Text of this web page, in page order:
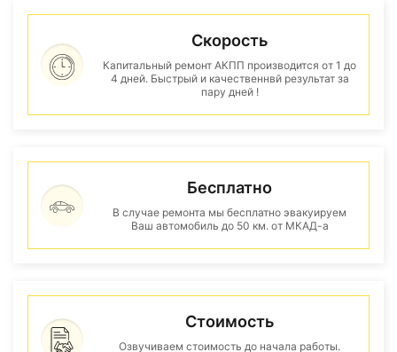
Скорость
Капитальный ремонт АКПП производится от 1 до
4 дней. Быстрый и качественнвй результат за
пару дней !
Бесплатно
В случае ремонта мы бесплатно эвакуируем
Ваш автомобиль до 50 км. от МКАД-а
Стоимость
Озвучиваем стоимость до начала работы.